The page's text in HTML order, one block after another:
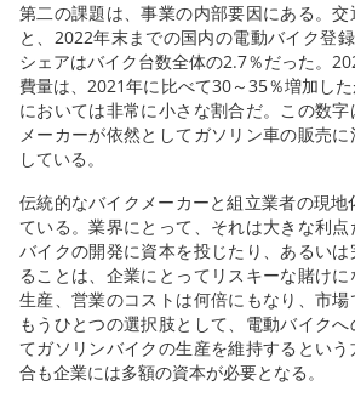
第二の課題は、事業の内部要因にある。
と、2022年末までの国内の電動バイク登
シェアはバイク台数全体の2.7％だった。
費量は、2021年に比べて30～35％増加し
においては非常に小さな割合だ。この数
メーカーが依然としてガソリン車の販売
している。
伝統的なバイクメーカーと組立業者の現地
ている。業界にとって、それは大きな利
バイクの開発に資本を投じたり、あるい
ることは、企業にとってリスキーな賭けに
生産、営業のコストは何倍にもなり、市場
もうひとつの選択肢として、電動バイク
てガソリンバイクの生産を維持するとい
合も企業には多額の資本が必要となる。